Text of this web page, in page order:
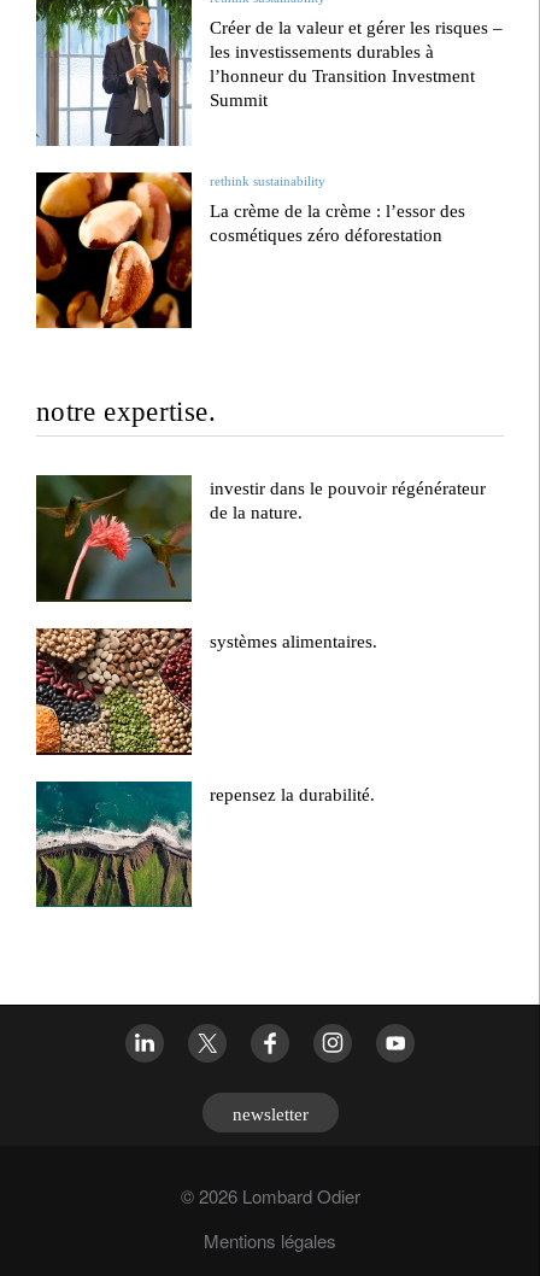
Créer de la valeur et gérer les risques –
les investissements durables à
l’honneur du Transition Investment
Summit
rethink sustainability
La crème de la crème : l’essor des
cosmétiques zéro déforestation
notre expertise.
investir dans le pouvoir régénérateur
de la nature.
systèmes alimentaires.
repensez la durabilité.
newsletter
© 2026 Lombard Odier
Mentions légales